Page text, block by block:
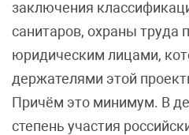
заключения
санитаров, охраны труда
юридическим лицами,
держателями этой
Причём это минимум. В
степень участия